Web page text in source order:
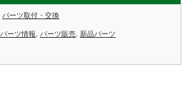
パーツ取付・交換
パーツ情報 パーツ販売 新品パーツ